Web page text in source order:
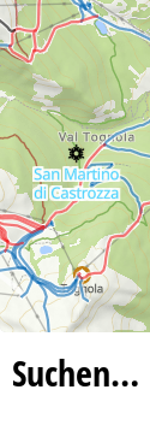
Suchen…